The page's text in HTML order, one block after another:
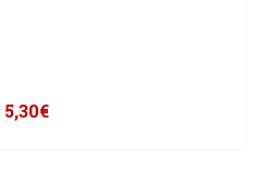
5,30€